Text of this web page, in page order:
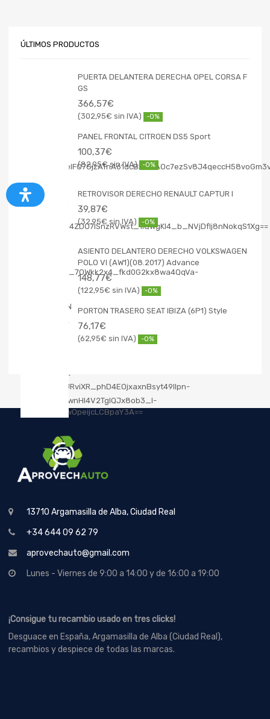
ÚLTIMOS PRODUCTOS
PUERTA DELANTERA DERECHA OPEL CORSA F
GS
366,57€
302,95€ -0%
PANEL FRONTAL CITROEN DS5 Sport
100,37€
82,95€ -0%
RETROVISOR DERECHO RENAULT CAPTUR I
39,87€
32,95€ -0%
ASIENTO DELANTERO DERECHO VOLKSWAGEN
POLO VI (AW1)(08.2017) Advance
148,77€
122,95€ -0%
PORTON TRASERO SEAT IBIZA (6P1) Style
76,17€
62,95€ -0%
13710 Argamasilla de Alba, Ciudad Real
+34 644 09 62 79
aprovechauto@gmail.com
Lunes - Viernes de 9:00 a 14:00 y de 16:00 a 19:00
¡Consigue tu recambio usado en tres clicks!
Desguace en España, Argamasilla de Alba (Ciudad Real),
recambios y despiece de todas las marcas.